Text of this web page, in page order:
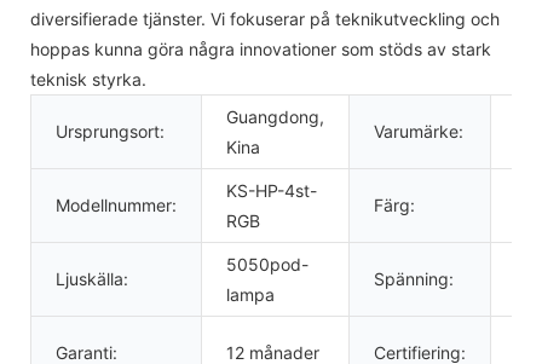
diversifierade tjänster. Vi fokuserar på teknikutveckling och
hoppas kunna göra några innovationer som stöds av stark
teknisk styrka.
Ursprungsort:
Guangdong,
Kina
Varumärke:
Modellnummer:
KS-HP-4st-
RGB
Färg:
Ljuskälla:
5050pod-
lampa
Spänning:
Garanti: 12 månader Certifiering: